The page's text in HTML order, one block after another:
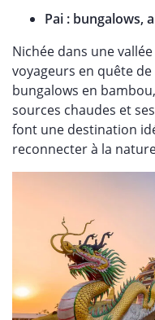
Pai : bungalows,
Nichée dans une
voyageurs en quête
bungalows en
sources chaudes et
font une destination
reconnecter à la